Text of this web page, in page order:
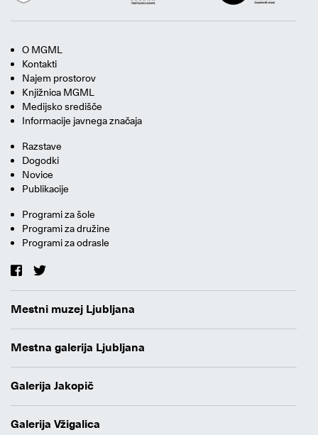
O MGML
Kontakti
Najem prostorov
Knjižnica MGML
Medijsko središče
Informacije javnega značaja
Razstave
Dogodki
Novice
Publikacije
Programi za šole
Programi za družine
Programi za odrasle
Mestni muzej Ljubljana
Mestna galerija Ljubljana
Galerija Jakopič
Galerija Vžigalica